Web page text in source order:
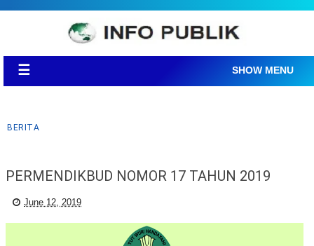
☰ SHOW MENU
BERITA
PERMENDIKBUD NOMOR 17 TAHUN 2019
June 12, 2019